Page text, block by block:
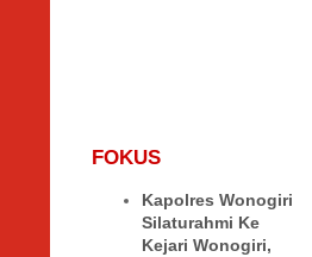
FOKUS
Kapolres Wonogiri
Silaturahmi Ke
Kejari Wonogiri,